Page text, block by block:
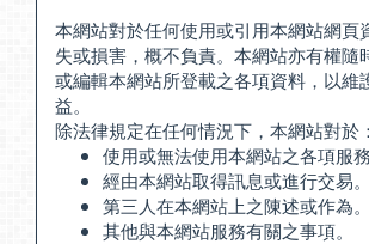
本網站對於任何使用或引用本網站網頁
失或損害，概不負責。本網站亦有權隨
或編輯本網站所登載之各項資料，以維
益。
除法律規定在任何情況下，本網站對於：
使用或無法使用本網站之各項服務
經由本網站取得訊息或進行交易。
第三人在本網站上之陳述或作為。
其他與本網站服務有關之事項。